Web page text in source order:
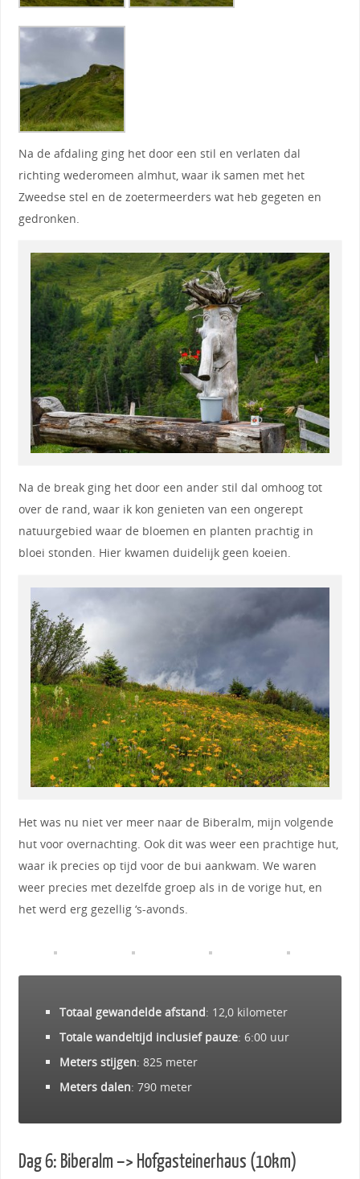
Na de afdaling ging het door een stil en verlaten dal
richting wederomeen almhut, waar ik samen met het
Zweedse stel en de zoetermeerders wat heb gegeten en
gedronken.
Na de break ging het door een ander stil dal omhoog tot
over de rand, waar ik kon genieten van een ongerept
natuurgebied waar de bloemen en planten prachtig in
bloei stonden. Hier kwamen duidelijk geen koeien.
Het was nu niet ver meer naar de Biberalm, mijn volgende
hut voor overnachting. Ook dit was weer een prachtige hut,
waar ik precies op tijd voor de bui aankwam. We waren
weer precies met dezelfde groep als in de vorige hut, en
het werd erg gezellig ‘s-avonds.
Totaal gewandelde afstand: 12,0 kilometer
Totale wandeltijd inclusief pauze: 6:00 uur
Meters stijgen: 825 meter
Meters dalen: 790 meter
Dag 6: Biberalm –> Hofgasteinerhaus (10km)